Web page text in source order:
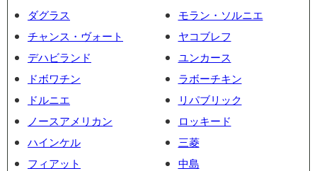
ダグラス
チャンス・ヴォート
デハビランド
ドボワチン
ドルニエ
ノースアメリカン
ハインケル
フィアット
モラン・ソルニエ
ヤコブレフ
ユンカース
ラボーチキン
リパブリック
ロッキード
三菱
中島